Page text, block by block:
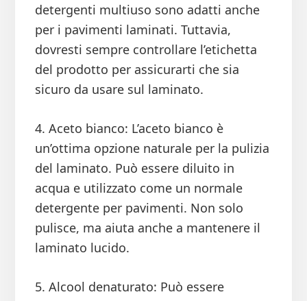
detergenti multiuso sono adatti anche
per i pavimenti laminati. Tuttavia,
dovresti sempre controllare l’etichetta
del prodotto per assicurarti che sia
sicuro da usare sul laminato.
4. Aceto bianco: L’aceto bianco è
un’ottima opzione naturale per la pulizia
del laminato. Può essere diluito in
acqua e utilizzato come un normale
detergente per pavimenti. Non solo
pulisce, ma aiuta anche a mantenere il
laminato lucido.
5. Alcool denaturato: Può essere